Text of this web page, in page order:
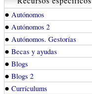
● Autónomos
● Autónomos 2
● Autónomos. Gestorías
● Becas y ayudas
● Blogs
● Blogs 2
● Currículums